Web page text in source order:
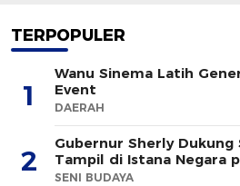
TERPOPULER
1
Wanu Sinema Latih
Event
DAERAH
2
Gubernur Sherly Dukung
Tampil di Istana Negara
SENI BUDAYA